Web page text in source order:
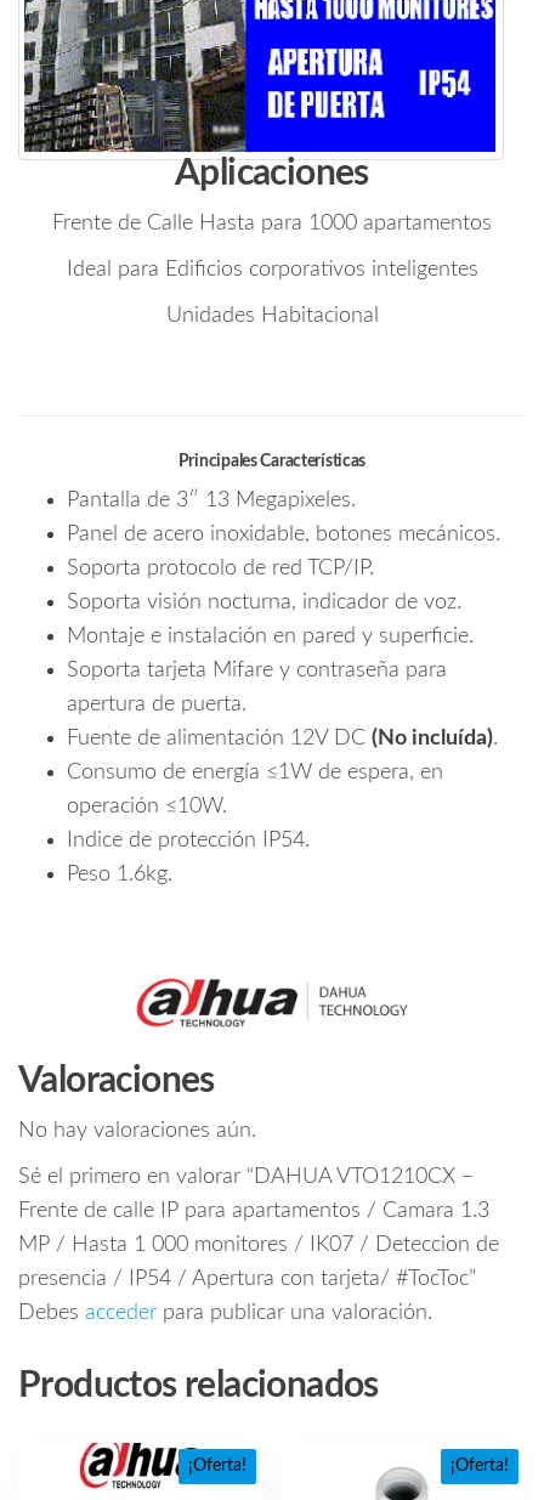
Aplicaciones
Frente de Calle Hasta para 1000 apartamentos
Ideal para Edificios corporativos inteligentes
Unidades Habitacional
Principales Características
Pantalla de 3″ 13 Megapixeles.
Panel de acero inoxidable, botones mecánicos.
Soporta protocolo de red TCP/IP.
Soporta visión nocturna, indicador de voz.
Montaje e instalación en pared y superficie.
Soporta tarjeta Mifare y contraseña para
apertura de puerta.
Fuente de alimentación 12V DC (No incluída).
Consumo de energía ≤1W de espera, en
operación ≤10W.
Indice de protección IP54.
Peso 1.6kg.
Valoraciones
No hay valoraciones aún.
Sé el primero en valorar “DAHUA VTO1210CX –
Frente de calle IP para apartamentos / Camara 1.3
MP / Hasta 1 000 monitores / IK07 / Deteccion de
presencia / IP54 / Apertura con tarjeta/ #TocToc”
Debes acceder para publicar una valoración.
Productos relacionados
¡Oferta! ¡Oferta!